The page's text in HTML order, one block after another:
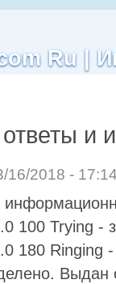
Ru |
и
16/2018 -
100 Trying -
180 Ringing
Выдан